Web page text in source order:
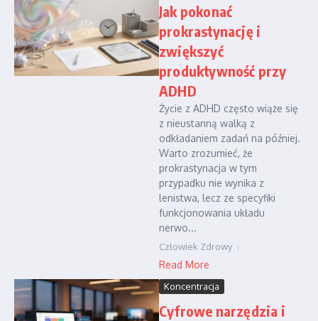
Jak pokonać
prokrastynację i
zwiększyć
produktywność przy
ADHD
Życie z ADHD często wiąże się
z nieustanną walką z
odkładaniem zadań na później.
Warto zrozumieć, że
prokrastynacja w tym
przypadku nie wynika z
lenistwa, lecz ze specyfiki
funkcjonowania układu
nerwo...
Człowiek Zdrowy
Read More
Koncentracja
Cyfrowe narzędzia i